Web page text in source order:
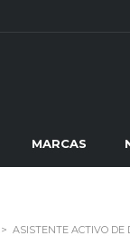
MARCAS
> ASISTENTE ACTIVO DE